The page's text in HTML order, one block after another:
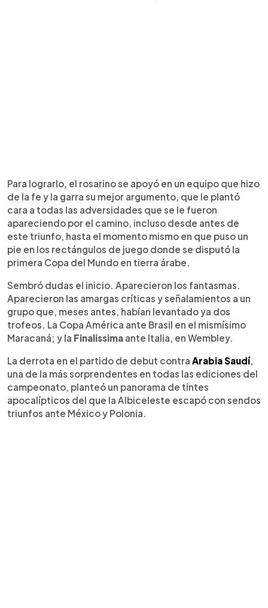
Para lograrlo, el rosarino se apoyó en un equipo que hizo
de la fe y la garra su mejor argumento, que le plantó
cara a todas las adversidades que se le fueron
apareciendo por el camino, incluso desde antes de
este triunfo, hasta el momento mismo en que puso un
pie en los rectángulos de juego donde se disputó la
primera Copa del Mundo en tierra árabe.
Sembró dudas el inicio. Aparecieron los fantasmas.
Aparecieron las amargas críticas y señalamientos a un
grupo que, meses antes, habían levantado ya dos
trofeos. La Copa América ante Brasil en el mismísimo
Maracaná; y la Finalissima ante Italia, en Wembley.
La derrota en el partido de debut contra Arabia Saudí,
una de la más sorprendentes en todas las ediciones del
campeonato, planteó un panorama de tintes
apocalípticos del que la Albiceleste escapó con sendos
triunfos ante México y Polonia.